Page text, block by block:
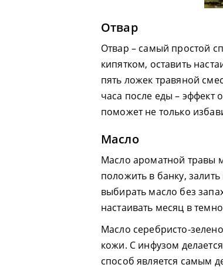
Отвар
Отвар – самый простой
кипятком, оставить
пять ложек травяной
часа после еды – эффект
поможет не только
Масло
Масло ароматной травы
положить в банку,
выбирать масло без
настаивать месяц в
Масло серебристо-
кожи. С инфузом
способ является самым